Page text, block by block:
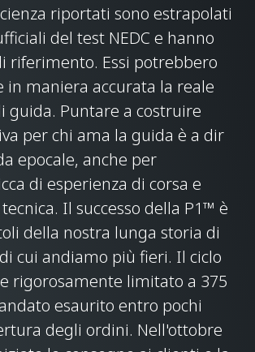
2
(Più
1,395kg (3,075lb)
1,490kg (3,285lbs)
riportati sono estrapolati
del test NEDC e hanno
riferimento. Essi potrebbero
in maniera accurata la reale
guida. Puntare a costruire
per chi ama la guida è a dir
epocale, anche per
di esperienza di corsa e
Il successo della P1™ è
della nostra lunga storia di
cui andiamo più fieri. Il ciclo
rigorosamente limitato a 375
esaurito entro pochi
degli ordini. Nell'ottobre